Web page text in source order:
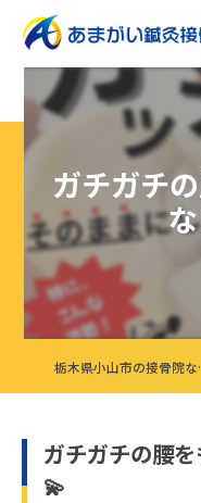
ガチガチ
栃木県小
ガチガチの腰
💫